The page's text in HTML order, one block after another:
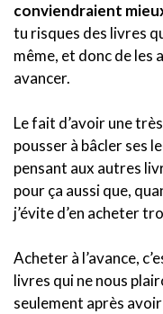
conviendraient
tu risques des livres
même, et donc de les
avancer.
Le fait d’avoir une
pousser à bâcler ses
pensant aux autres
pour ça aussi que,
j’évite d’en acheter
Acheter à l’avance,
livres qui ne nous
seulement après